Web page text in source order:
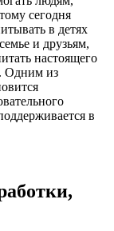
сегодня
в детях
и друзьям,
настоящего
Одним из
в